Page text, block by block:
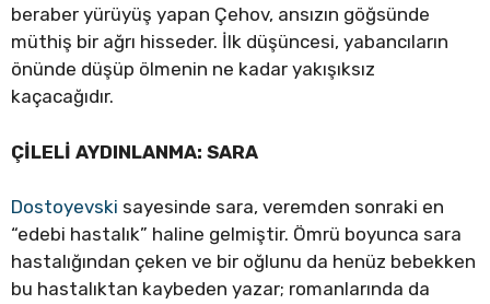
beraber yürüyüş yapan Çehov, ansızın göğsünde
müthiş bir ağrı hisseder. İlk düşüncesi, yabancıların
önünde düşüp ölmenin ne kadar yakışıksız
kaçacağıdır.
ÇİLELİ AYDINLANMA: SARA
Dostoyevski sayesinde sara, veremden sonraki en
“edebi hastalık” haline gelmiştir. Ömrü boyunca sara
hastalığından çeken ve bir oğlunu da henüz bebekken
bu hastalıktan kaybeden yazar; romanlarında da